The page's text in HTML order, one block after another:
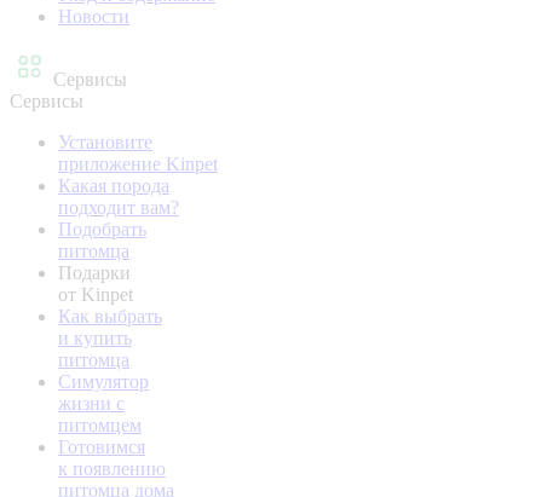
Новости
Сервисы
Сервисы
Установите
приложение Kinpet
Какая порода
подходит вам?
Подобрать
питомца
Подарки
от Kinpet
Как выбрать
и купить
питомца
Симулятор
жизни с
питомцем
Готовимся
к появлению
питомца дома